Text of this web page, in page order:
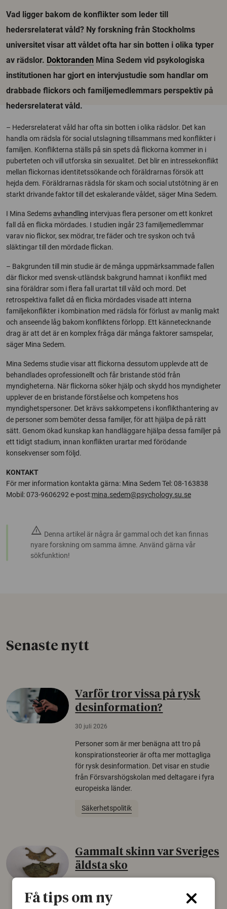
Vad ligger bakom de konflikter som leder till
hedersrelaterat våld? Ny forskning från Stockholms
universitet visar att våldet ofta har sin botten i olika typer
av rädslor. Doktoranden Mina Sedem vid psykologiska
institutionen har gjort en intervjustudie som handlar om
drabbade flickors och familjemedlemmars perspektiv på
hedersrelaterat våld.
– Hedersrelaterat våld har ofta sin botten i olika rädslor. Det kan
handla om rädsla för social utslagning tillsammans med konflikter i
familjen. Konflikterna ställs på sin spets då flickorna kommer in i
puberteten och vill utforska sin sexualitet. Det blir en intressekonflikt
mellan flickornas identitetssökande och föräldrarnas försök att
hejda dem. Föräldrarnas rädsla för skam och social utstötning är en
starkt drivande faktor till det eskalerande våldet, säger Mina Sedem.
I Mina Sedemsavhandling intervjuas flera personer om ett konkret
fall då en flicka mördades. I studien ingår 23 familjemedlemmar
varav nio flickor, sex mödrar, tre fäder och tre syskon och två
släktingar till den mördade flickan.
– Bakgrunden till min studie är de många uppmärksammade fallen
där flickor med svensk-utländsk bakgrund hamnat i konflikt med
sina föräldrar som i flera fall urartat till våld och mord. Det
retrospektiva fallet då en flicka mördades visade att interna
familjekonflikter i kombination med rädsla för förlust av manlig makt
och anseende låg bakom konfliktens förlopp. Ett kännetecknande
drag är att det är en komplex fråga där många faktorer samspelar,
säger Mina Sedem.
Mina Sedems studie visar att flickorna dessutom upplevde att de
behandlades oprofessionellt och får bristande stöd från
myndigheterna. När flickorna söker hjälp och skydd hos myndigheter
upplever de en bristande förståelse och kompetens hos
myndighetspersoner. Det krävs sakkompetens i konflikthantering av
de personer som bemöter dessa familjer, för att hjälpa de på rätt
sätt. Genom ökad kunskap kan handläggare hjälpa dessa familjer på
ett tidigt stadium, innan konflikten urartar med förödande
konsekvenser som följd.
KONTAKT
För mer information kontakta gärna: Mina Sedem Tel: 08-163838
Mobil: 073-9606292 e-post:mina.sedem@psychology.su.se
warning Denna artikel är några år gammal och det kan finnas
nyare forskning om samma ämne. Använd gärna vår
sökfunktion!
Senaste nytt
Varför tror vissa på rysk
desinformation?
30 juli 2026
Personer som är mer benägna att tro på
konspirationsteorier är ofta mer mottagliga
för rysk desinformation. Det visar en studie
från Försvarshögskolan med deltagare i fyra
europeiska länder.
Säkerhetspolitik
Gammalt skinn var Sveriges
äldsta sko
Det som arkeologer länge trodde var en
Få tips om ny